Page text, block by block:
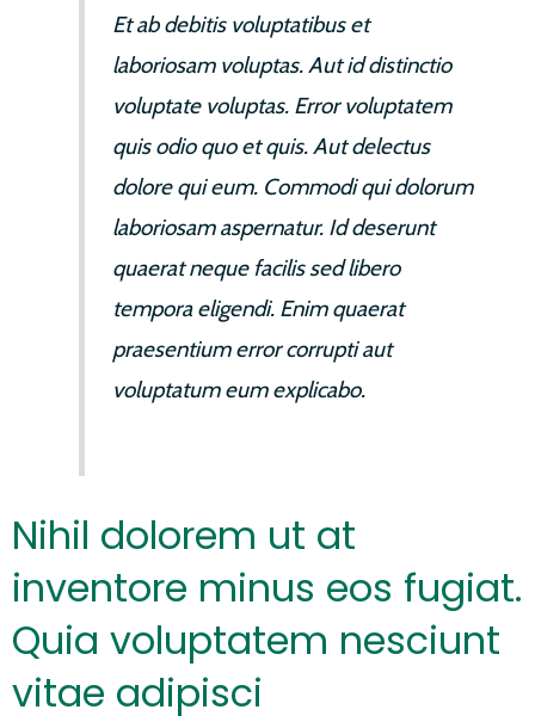
Et ab debitis voluptatibus et
laboriosam voluptas. Aut id distinctio
voluptate voluptas. Error voluptatem
quis odio quo et quis. Aut delectus
dolore qui eum. Commodi qui dolorum
laboriosam aspernatur. Id deserunt
quaerat neque facilis sed libero
tempora eligendi. Enim quaerat
praesentium error corrupti aut
voluptatum eum explicabo.
Nihil dolorem ut at
inventore minus eos fugiat.
Quia voluptatem nesciunt
vitae adipisci